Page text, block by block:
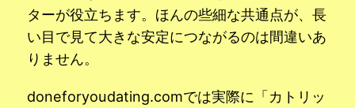
ターが役立ちます。ほんの些細な共通点が、長
い目で見て大きな安定につながるのは間違いあ
りません。
doneforyoudating.comでは実際に「カトリッ